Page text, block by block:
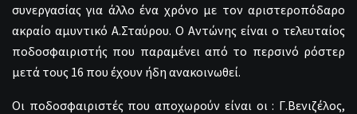
συνεργασίας για άλλο ένα χρόνο με τον αριστεροπόδαρο
ακραίο αμυντικό Α.Σταύρου. Ο Αντώνης είναι ο τελευταίος
ποδοσφαιριστής που παραμένει από το περσινό ρόστερ
μετά τους 16 που έχουν ήδη ανακοινωθεί.
Οι ποδοσφαιριστές που αποχωρούν είναι οι : Γ.Βενιζέλος,